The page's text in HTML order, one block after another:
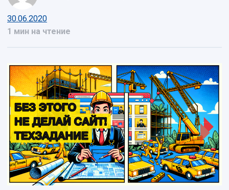
30.06.2020
1 мин на чтение